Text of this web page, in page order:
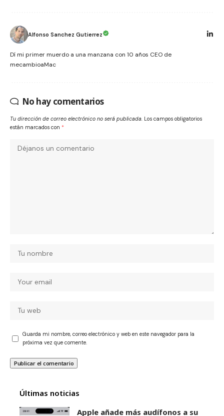
Alfonso Sanchez Gutierrez
Dí mi primer muerdo a una manzana con 10 años CEO de
mecambioaMac
No hay comentarios
Tu dirección de correo electrónico no será publicada. Los campos obligatorios
están marcados con *
Guarda mi nombre, correo electrónico y web en este navegador para la
próxima vez que comente.
Últimas noticias
Apple añade más audífonos a su